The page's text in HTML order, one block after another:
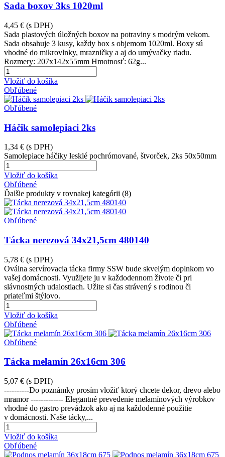
Sada boxov 3ks 1020ml
4,45 € (s DPH)
Sada plastových úložných boxov na potraviny s modrým vekom.
Sada obsahuje 3 kusy, každy box s objemom 1020ml. Boxy sú
vhodné do mikrovlnky, mrazničky a aj do umývačky riadu.
Rozmery: 207x142x55mm Hmotnosť: 62g...
Vložiť do košíka
Obľúbené
Obľúbené
Háčik samolepiaci 2ks
1,34 € (s DPH)
Samolepiace háčiky lesklé pochrómované, štvorček, 2ks 50x50mm
Vložiť do košíka
Obľúbené
Ďalšie produkty v rovnakej kategórii (8)
Obľúbené
Tácka nerezová 34x21,5cm 480140
5,78 € (s DPH)
Oválna servírovacia tácka firmy SSW bude skvelým doplnkom vo
vašej domácnosti. Využijete ju v každodennom živote či pri
slávnostných udalostiach. Užite si čas strávený s rodinou či
priateľmi štýlovo.
Vložiť do košíka
Obľúbené
Obľúbené
Tácka melamín 26x16cm 306
5,07 € (s DPH)
----------Do poznámky prosím vložiť ktorý chcete dekor, drevo alebo
mramor ------------- Elegantné prevedenie melamínových výrobkov
vhodné do gastro prevádzok ako aj na každodenné použitie
v domácnosti. Naše tácky,...
Vložiť do košíka
Obľúbené